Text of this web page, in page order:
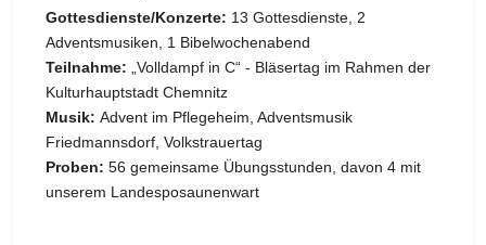
Gottesdienste/Konzerte: 13 Gottesdienste, 2
Adventsmusiken, 1 Bibelwochenabend
Teilnahme: „Volldampf in C“ - Bläsertag im Rahmen der
Kulturhauptstadt Chemnitz
Musik: Advent im Pflegeheim, Adventsmusik
Friedmannsdorf, Volkstrauertag
Proben: 56 gemeinsame Übungsstunden, davon 4 mit
unserem Landesposaunenwart